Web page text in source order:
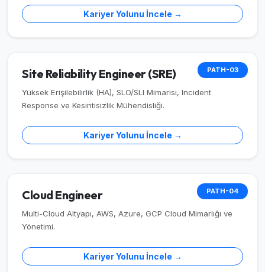
Kariyer Yolunu İncele →
PATH-03
Site Reliability Engineer (SRE)
Yüksek Erişilebilirlik (HA), SLO/SLI Mimarisi, Incident
Response ve Kesintisizlik Mühendisliği.
Kariyer Yolunu İncele →
PATH-04
Cloud Engineer
Multi-Cloud Altyapı, AWS, Azure, GCP Cloud Mimarlığı ve
Yönetimi.
Kariyer Yolunu İncele →